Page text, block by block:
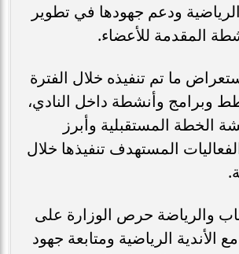
الرياضية ودعم جهودها في تطوير
المقدمة للأعضاء.
ما تم تنفيذه خلال الفترة
وبرامج وأنشطة داخل النادي،
الخطة المستقبلية وأبرز
المستهدف تنفيذها خلال
والرياضة حرص الوزارة على
الأندية الرياضية ومتابعة جهود